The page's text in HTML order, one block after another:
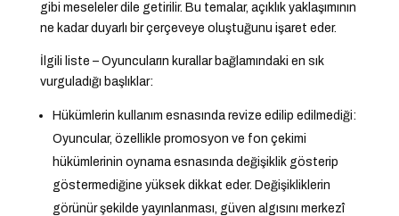
gibi meseleler dile getirilir. Bu temalar, açıklık yaklaşımının
ne kadar duyarlı bir çerçeveye oluştuğunu işaret eder.
İlgili liste – Oyuncuların kurallar bağlamındaki en sık
vurguladığı başlıklar:
Hükümlerin kullanım esnasında revize edilip edilmediği:
Oyuncular, özellikle promosyon ve fon çekimi
hükümlerinin oynama esnasında değişiklik gösterip
göstermediğine yüksek dikkat eder. Değişikliklerin
görünür şekilde yayınlanması, güven algısını merkezî